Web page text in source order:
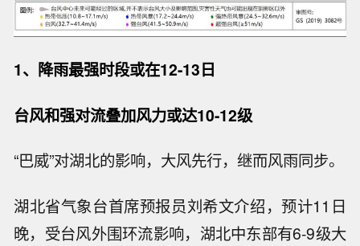
1、降雨最强时段或在12-13日
台风和强对流叠加风力或达10-12级
“巴威”对湖北的影响，大风先行，继而风雨同步。
湖北省气象台首席预报员刘希文介绍，预计11日
晚，受台风外围环流影响，湖北中东部有6-9级大